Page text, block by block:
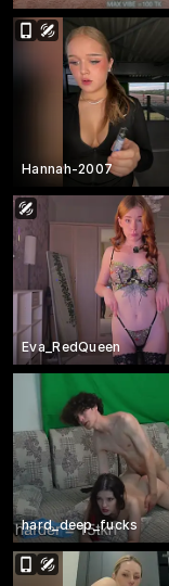
Hannah-2007
Eva_RedQueen
hard_deep_fucks